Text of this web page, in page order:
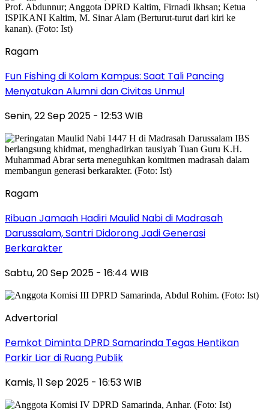
Ragam
Fun Fishing di Kolam Kampus: Saat Tali Pancing
Menyatukan Alumni dan Civitas Unmul
Senin, 22 Sep 2025 - 12:53 WIB
Ragam
Ribuan Jamaah Hadiri Maulid Nabi di Madrasah
Darussalam, Santri Didorong Jadi Generasi
Berkarakter
Sabtu, 20 Sep 2025 - 16:44 WIB
Advertorial
Pemkot Diminta DPRD Samarinda Tegas Hentikan
Parkir Liar di Ruang Publik
Kamis, 11 Sep 2025 - 16:53 WIB